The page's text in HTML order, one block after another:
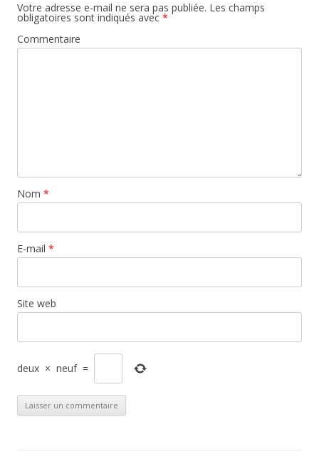
Votre adresse e-mail ne sera pas publiée. Les champs
obligatoires sont indiqués avec *
Commentaire
Nom *
E-mail *
Site web
deux × neuf =